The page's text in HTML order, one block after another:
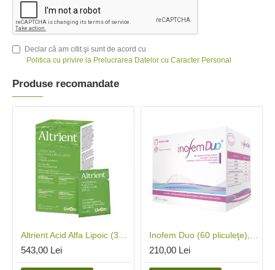
Declar că am citit şi sunt de acord cu
Politica cu privire la Prelucrarea Datelor cu Caracter Personal
Produse recomandate
543,00 Lei 210,00 Lei